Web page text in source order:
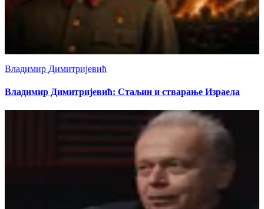
Владимир Димитријевић
Владимир Димитријевић: Стаљин и стварање Израела